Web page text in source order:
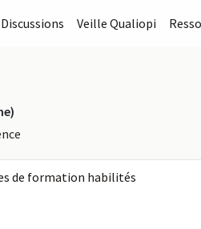
Discussions Veille Qualiopi
de formation habilités